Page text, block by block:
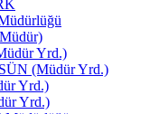
Yrd.)
(Müdür Yrd.)
Yrd.)
Yrd.)